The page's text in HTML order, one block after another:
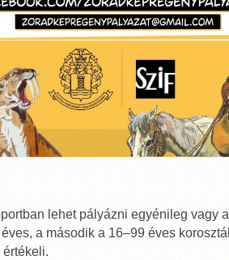
lehet pályázni egyénileg vagy
a második a 16–99 éves